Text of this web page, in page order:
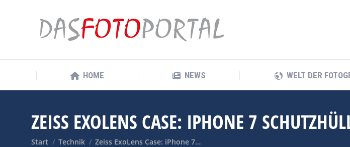
HOME NEWS WELT DER
ZEISS EXOLENS CASE: IPHONE 7
Sie befinden sich hier:
Start Technik Zeiss ExoLens Case: iPhone 7…
HOME NEWS